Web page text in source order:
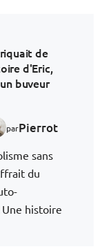
de
d'Eric,
buveur
parPierrot
sans
du
histoire